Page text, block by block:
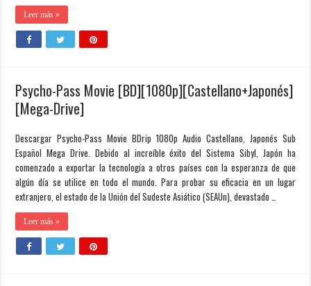
Leer más »
Psycho-Pass Movie [BD][1080p][Castellano+Japonés]
[Mega-Drive]
Descargar Psycho-Pass Movie BDrip 1080p Audio Castellano, Japonés Sub
Español Mega Drive. Debido al increíble éxito del Sistema Sibyl, Japón ha
comenzado a exportar la tecnología a otros países con la esperanza de que
algún día se utilice en todo el mundo. Para probar su eficacia en un lugar
extranjero, el estado de la Unión del Sudeste Asiático (SEAUn), devastado …
Leer más »